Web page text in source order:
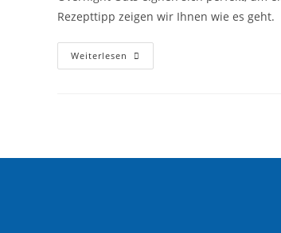
Rezepttipp zeigen wir Ihnen wie es geht.
Weiterlesen